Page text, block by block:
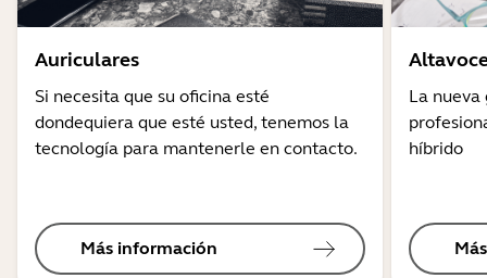
Auriculares
Si necesita que su oficina esté
dondequiera que esté usted, tenemos la
tecnología para mantenerle en contacto.
Más información
La nueva
híbrido